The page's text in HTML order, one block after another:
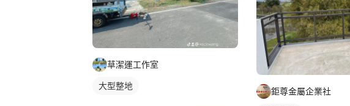
草潔運工作室
大型整地
鉅尊金屬企業社